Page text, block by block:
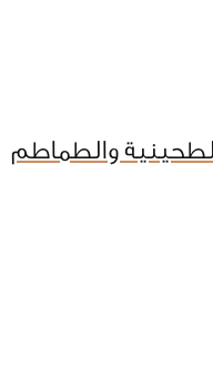
والطماطم